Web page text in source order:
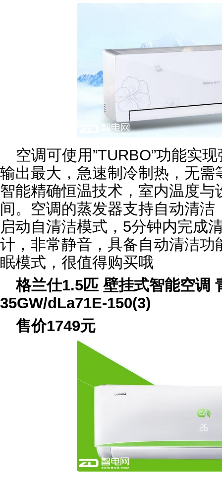
空调可使用”TURBO”功能实
输出最大，急速制冷制热，无
智能精确恒温技术，室内温度
间。空调的蒸发器支持自动清
启动自清洁模式，5分钟内完成
计，非常静音，具备自动清洁
眠模式，很值得购买哦
格兰仕1.5匹 壁挂式智能空调
35GW/dLa71E-150(3)
售价1749元